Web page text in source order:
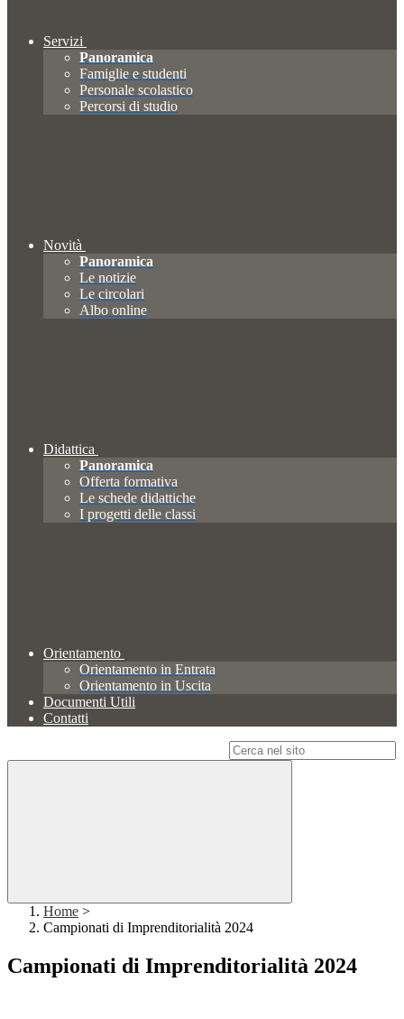
Servizi
Panoramica
Famiglie e studenti
Personale scolastico
Percorsi di studio
Novità
Panoramica
Le notizie
Le circolari
Albo online
Didattica
Panoramica
Offerta formativa
Le schede didattiche
I progetti delle classi
Orientamento
Orientamento in Entrata
Orientamento in Uscita
Documenti Utili
Contatti
Home >
Campionati di Imprenditorialità 2024
Campionati di Imprenditorialità 2024